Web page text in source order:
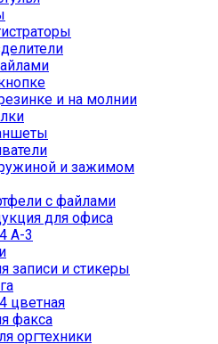
и на молнии
и зажимом
с файлами
для офиса
А-3
записи и стикеры
цветная
факса
оргтехники